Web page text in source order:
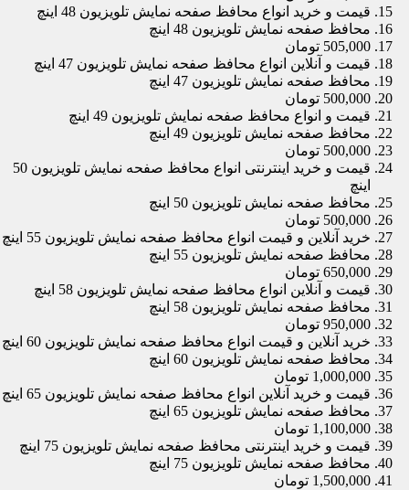
قیمت و خرید انواع محافظ صفحه نمایش تلویزیون 48 اینچ
محافظ صفحه نمایش تلویزیون 48 اینچ
505,000 تومان
قیمت و آنلاین انواع محافظ صفحه نمایش تلویزیون 47 اینچ
محافظ صفحه نمایش تلویزیون 47 اینچ
500,000 تومان
قیمت و انواع محافظ صفحه نمایش تلویزیون 49 اینچ
محافظ صفحه نمایش تلویزیون 49 اینچ
500,000 تومان
قیمت و خرید اینترنتی انواع محافظ صفحه نمایش تلویزیون 50
اینچ
محافظ صفحه نمایش تلویزیون 50 اینچ
500,000 تومان
خرید آنلاین و قیمت انواع محافظ صفحه نمایش تلویزیون 55 اینچ
محافظ صفحه نمایش تلویزیون 55 اینچ
650,000 تومان
قیمت و آنلاین انواع محافظ صفحه نمایش تلویزیون 58 اینچ
محافظ صفحه نمایش تلویزیون 58 اینچ
950,000 تومان
خرید آنلاین و قیمت انواع محافظ صفحه نمایش تلویزیون 60 اینچ
محافظ صفحه نمایش تلویزیون 60 اینچ
1,000,000 تومان
قیمت و خرید آنلاین انواع محافظ صفحه نمایش تلویزیون 65 اینچ
محافظ صفحه نمایش تلویزیون 65 اینچ
1,100,000 تومان
قیمت و خرید اینترنتی محافظ صفحه نمایش تلویزیون 75 اینچ
محافظ صفحه نمایش تلویزیون 75 اینچ
1,500,000 تومان